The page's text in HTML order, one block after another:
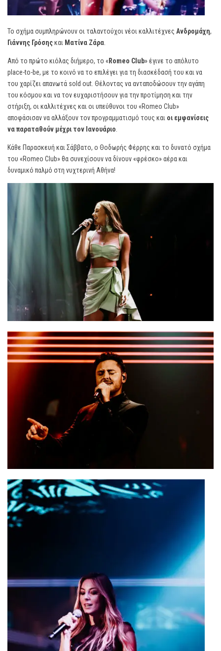
Το σχήμα συμπληρώνουν οι ταλαντούχοι νέοι καλλιτέχνες Ανδρομάχη,
Γιάννης Γρόσηςκαι Ματίνα Ζάρα
Από το πρώτο κιόλας διήμερο, το « Romeo Club» έγινε το απόλυτο
place-to-be, με το κοινό να το επιλέγει για τη διασκέδασή του και να
του χαρίζει απανωτά sold out. Θέλοντας να ανταποδώσουν την αγάπη
του κόσμου και να τον ευχαριστήσουν για την προτίμηση και την
στήριξη, οι καλλιτέχνες και οι υπεύθυνοι του «Romeo Club»
αποφάσισαν να αλλάξουν τον προγραμματισμό τους και οι εμφανίσεις
να παραταθούν μέχρι τον Ιανουάριο
Κάθε Παρασκευή και Σάββατο, ο Θοδωρής Φέρρης και το δυνατό σχήμα
του «Romeo Club» θα συνεχίσουν να δίνουν «φρέσκο» αέρα και
δυναμικό παλμό στη νυχτερινή Αθήνα!